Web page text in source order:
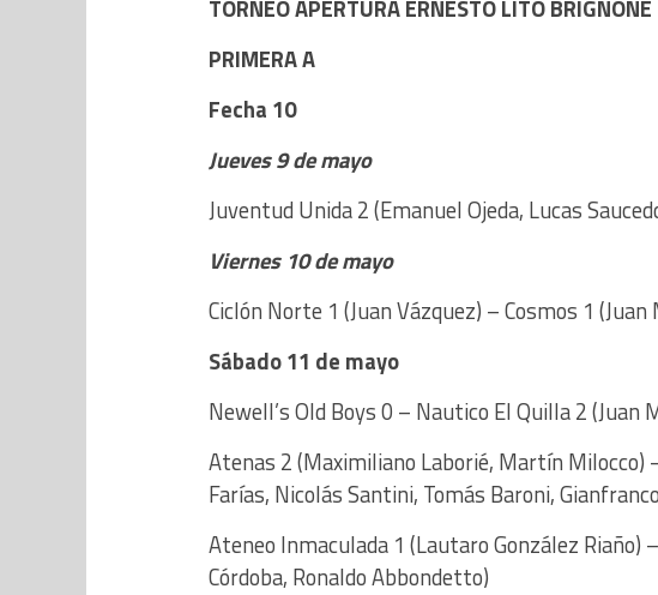
TORNEO APERTURA ERNESTO LITO BRIGNONE
PRIMERA A
Fecha 10
Jueves 9 de mayo
Juventud Unida 2 (Emanuel Ojeda, Lucas
Viernes 10 de mayo
Ciclón Norte 1 (Juan Vázquez) – Cosmos 1
Sábado 11 de mayo
Newell’s Old Boys 0 – Nautico El Quilla 2 (Juan
Atenas 2 (Maximiliano Laborié, Martín Milocco)
Farías, Nicolás Santini, Tomás Baroni,
Ateneo Inmaculada 1 (Lautaro González Riaño)
Córdoba, Ronaldo Abbondetto)